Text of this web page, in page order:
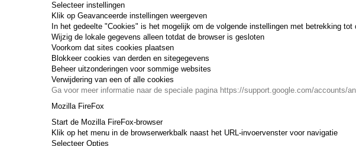
Selecteer instellingen
Klik op Geavanceerde instellingen weergeven
In het gedeelte "Cookies" is het mogelijk om de volgende instellingen met betrekking
Wijzig de lokale gegevens alleen totdat de browser is gesloten
Voorkom dat sites cookies plaatsen
Blokkeer cookies van derden en sitegegevens
Beheer uitzonderingen voor sommige websites
Verwijdering van een of alle cookies
Ga voor meer informatie naar de speciale pagina https://support.google.com/accounts/
Mozilla FireFox
Start de Mozilla FireFox-browser
Klik op het menu in de browserwerkbalk naast het URL-invoervenster voor navigatie
Selecteer Opties